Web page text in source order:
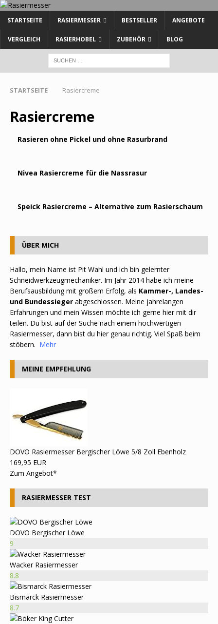
STARTSEITE RASIERMESSER BESTSELLER ANGEBOTE
VERGLEICH RASIERHOBEL ZUBEHÖR BLOG
STARTSEITE Rasiercreme
Rasiercreme
Rasieren ohne Pickel und ohne Rasurbrand
Nivea Rasiercreme für die Nassrasur
Speick Rasiercreme – Alternative zum Rasierschaum
ÜBER MICH
Hallo, mein Name ist Pit Wahl und ich bin gelernter
Schneidwerkzeugmechaniker. Im Jahr 2014 habe ich meine
Berufsausbildung mit großem Erfolg, als Kammer-, Landes-
und Bundessieger abgeschlossen. Meine jahrelangen
Erfahrungen und mein Wissen möchte ich gerne hier mit dir
teilen. Du bist auf der Suche nach einem hochwertigen
Rasiermesser, dann bist du hier genau richtig. Viel Spaß beim
stöbern. Mehr
MEINE EMPFEHLUNG
DOVO Rasiermesser Bergischer Löwe 5/8 Zoll Ebenholz
169,95 EUR
Zum Angebot*
RASIERMESSER TEST
DOVO Bergischer Löwe
9
Wacker Rasiermesser
8.8
Bismarck Rasiermesser
8.7